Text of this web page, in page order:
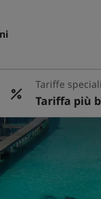
Tariffe speciali
Tariffa più
sponibile